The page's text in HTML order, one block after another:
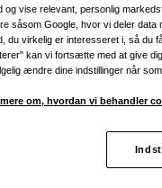
og vise relevant, personlig
såsom Google, hvor vi deler data
du virkelig er interesseret i, så du
kan vi fortsætte med at give
ændre dine indstillinger når som
om, hvordan vi behandler